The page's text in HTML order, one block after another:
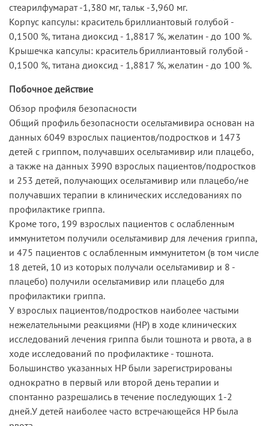
стеарилфумарат -1,380 мг, тальк -3,960 мг.
Корпус капсулы: краситель бриллиантовый голубой -
0,1500 %, титана диоксид - 1,8817 %, желатин - до 100 %.
Крышечка капсулы: краситель бриллиантовый голубой -
0,1500 %, титана диоксид - 1,8817 %, желатин - до 100 %.
Побочное действие
Обзор профиля безопасности
Общий профиль безопасности осельтамивира основан на
данных 6049 взрослых пациентов/подростков и 1473
детей с гриппом, получавших осельтамивир или плацебо,
а также на данных 3990 взрослых пациентов/подростков
и 253 детей, получающих осельтамивир или плацебо/не
получавших терапии в клинических исследованиях по
профилактике гриппа.
Кроме того, 199 взрослых пациентов с ослабленным
иммунитетом получили осельтамивир для лечения гриппа,
и 475 пациентов с ослабленным иммунитетом (в том числе
18 детей, 10 из которых получали осельтамивир и 8 -
плацебо) получили осельтамивир или плацебо для
профилактики гриппа.
У взрослых пациентов/подростков наиболее частыми
нежелательными реакциями (HP) в ходе клинических
исследований лечения гриппа были тошнота и рвота, а в
ходе исследований по профилактике - тошнота.
Большинство указанных HP были зарегистрированы
однократно в первый или второй день терапии и
спонтанно разрешались в течение последующих 1-2
дней.У детей наиболее часто встречающейся НP была